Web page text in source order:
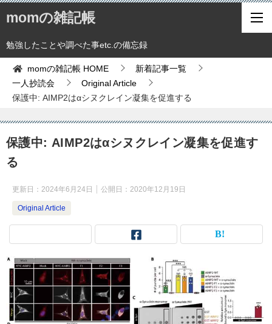
momの雑記帳
勉強したことや調べた事etc.の備忘録
momの雑記帳 HOME
新着記事一覧
一人抄読会
Original Article
保護中: AIMP2はαシヌクレイン凝集を促進する
保護中: AIMP2はαシヌクレイン凝集を促進す
る
更新日： 2024年6月24日 公開日： 2020年12月19日
Original Article